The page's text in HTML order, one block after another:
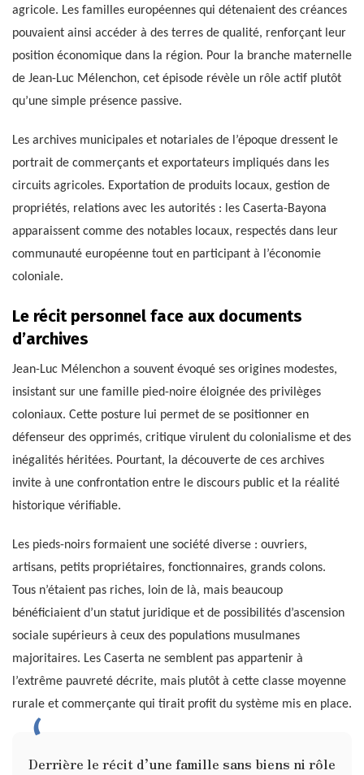
agricole. Les familles européennes qui détenaient des créances
pouvaient ainsi accéder à des terres de qualité, renforçant leur
position économique dans la région. Pour la branche maternelle
de Jean-Luc Mélenchon, cet épisode révèle un rôle actif plutôt
qu’une simple présence passive.
Les archives municipales et notariales de l’époque dressent le
portrait de commerçants et exportateurs impliqués dans les
circuits agricoles. Exportation de produits locaux, gestion de
propriétés, relations avec les autorités : les Caserta-Bayona
apparaissent comme des notables locaux, respectés dans leur
communauté européenne tout en participant à l’économie
coloniale.
Le récit personnel face aux documents
d’archives
Jean-Luc Mélenchon a souvent évoqué ses origines modestes,
insistant sur une famille pied-noire éloignée des privilèges
coloniaux. Cette posture lui permet de se positionner en
défenseur des opprimés, critique virulent du colonialisme et des
inégalités héritées. Pourtant, la découverte de ces archives
invite à une confrontation entre le discours public et la réalité
historique vérifiable.
Les pieds-noirs formaient une société diverse : ouvriers,
artisans, petits propriétaires, fonctionnaires, grands colons.
Tous n’étaient pas riches, loin de là, mais beaucoup
bénéficiaient d’un statut juridique et de possibilités d’ascension
sociale supérieurs à ceux des populations musulmanes
majoritaires. Les Caserta ne semblent pas appartenir à
l’extrême pauvreté décrite, mais plutôt à cette classe moyenne
rurale et commerçante qui tirait profit du système mis en place.
Derrière le récit d’une famille sans biens ni rôle